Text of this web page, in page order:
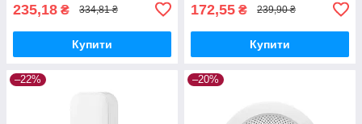
235,18 ₴ 334,81 ₴
Купити
172,55 ₴ 239,90 ₴
Купити
–22% –20%